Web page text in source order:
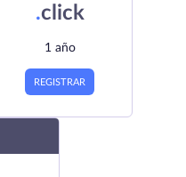
.click
1 año
REGISTRAR